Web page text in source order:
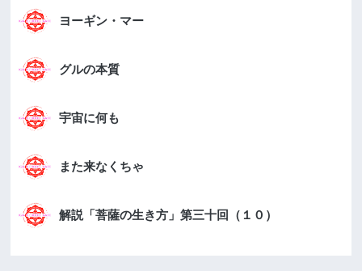
ヨーギン・マー
グルの本質
宇宙に何も
また来なくちゃ
解説「菩薩の生き方」第三十回（１０）